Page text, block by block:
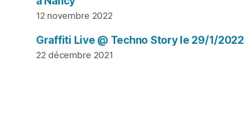
12 novembre 2022
Graffiti Live @ Techno Story le 29/1/2022
22 décembre 2021